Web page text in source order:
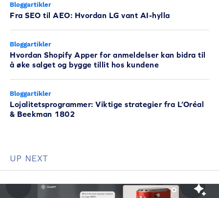
Bloggartikler
Fra SEO til AEO: Hvordan LG vant AI-hylla
Bloggartikler
Hvordan Shopify Apper for anmeldelser kan bidra til
å øke salget og bygge tillit hos kundene
Bloggartikler
Lojalitetsprogrammer: Viktige strategier fra L’Oréal
& Beekman 1802
UP NEXT